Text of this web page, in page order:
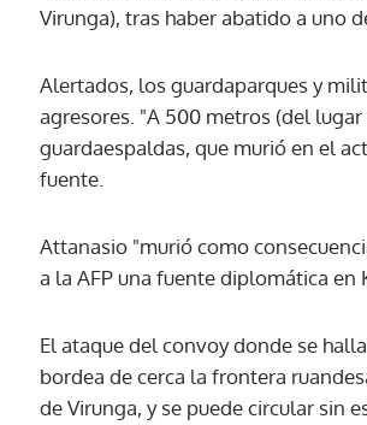
Virunga), tras haber abatido a uno
Alertados, los guardaparques y
agresores. "A 500 metros (del
guardaespaldas, que murió en el
fuente.
Attanasio "murió como
a la AFP una fuente diplomática en
El ataque del convoy donde se
bordea de cerca la frontera
de Virunga, y se puede circular sin